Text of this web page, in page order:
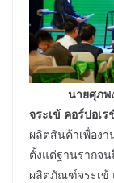
นายศุภพงษ์ เ
จระเข้ คอร์ปอเ
ผลิตสินค้าเพื่อง
ตั้งแต่ฐานรากจน
ผลิตภัณฑ์จระเข้